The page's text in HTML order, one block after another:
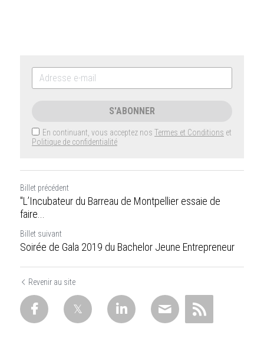
S'ABONNER
En continuant, vous acceptez nos Termes et Conditions et
Politique de confidentialité
Billet précédent
"L’Incubateur du Barreau de Montpellier essaie de
faire...
Billet suivant
Soirée de Gala 2019 du Bachelor Jeune Entrepreneur
Revenir au site